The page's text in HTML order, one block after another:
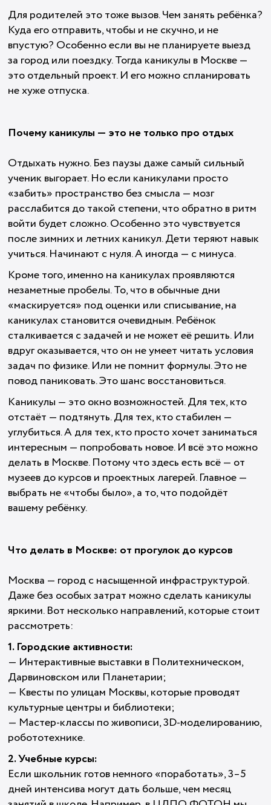
Для родителей это тоже вызов. Чем занять ребёнка?
Куда его отправить, чтобы и не скучно, и не
впустую? Особенно если вы не планируете выезд
за город или поездку. Тогда каникулы в Москве —
это отдельный проект. И его можно спланировать
не хуже отпуска.
Почему каникулы — это не только про отдых
Отдыхать нужно. Без паузы даже самый сильный
ученик выгорает. Но если каникулами просто
«забить» пространство без смысла — мозг
расслабится до такой степени, что обратно в ритм
войти будет сложно. Особенно это чувствуется
после зимних и летних каникул. Дети теряют навык
учиться. Начинают с нуля. А иногда — с минуса.
Кроме того, именно на каникулах проявляются
незаметные пробелы. То, что в обычные дни
«маскируется» под оценки или списывание, на
каникулах становится очевидным. Ребёнок
сталкивается с задачей и не может её решить. Или
вдруг оказывается, что он не умеет читать условия
задач по физике. Или не помнит формулы. Это не
повод паниковать. Это шанс восстановиться.
Каникулы — это окно возможностей. Для тех, кто
отстаёт — подтянуть. Для тех, кто стабилен —
углубиться. А для тех, кто просто хочет заниматься
интересным — попробовать новое. И всё это можно
делать в Москве. Потому что здесь есть всё — от
музеев до курсов и проектных лагерей. Главное —
выбрать не «чтобы было», а то, что подойдёт
вашему ребёнку.
Что делать в Москве: от прогулок до курсов
Москва — город с насыщенной инфраструктурой.
Даже без особых затрат можно сделать каникулы
яркими. Вот несколько направлений, которые стоит
рассмотреть:
1. Городские активности:
— Интерактивные выставки в Политехническом,
Дарвиновском или Планетарии;
— Квесты по улицам Москвы, которые проводят
культурные центры и библиотеки;
— Мастер-классы по живописи, 3D-моделированию,
робототехнике.
2. Учебные курсы:
Если школьник готов немного «поработать», 3–5
дней интенсива могут дать больше, чем месяц